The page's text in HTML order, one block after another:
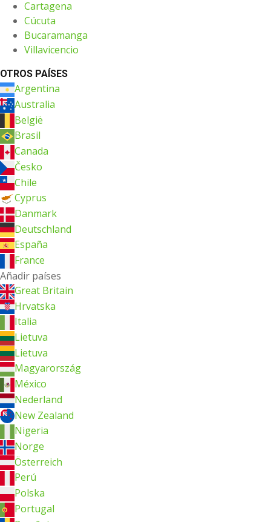
Cartagena
Cúcuta
Bucaramanga
Villavicencio
OTROS PAÍSES
Argentina
Australia
België
Brasil
Canada
Česko
Chile
Cyprus
Danmark
Deutschland
España
France
Añadir países
Great Britain
Hrvatska
Italia
Lietuva
Lietuva
Magyarország
México
Nederland
New Zealand
Nigeria
Norge
Österreich
Perú
Polska
Portugal